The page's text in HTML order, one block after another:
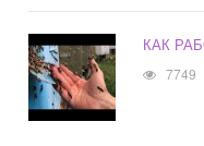
КАК
7749